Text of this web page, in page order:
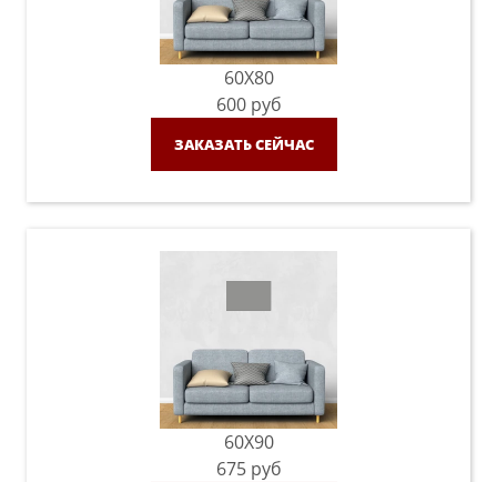
60X80
600 руб
ЗАКАЗАТЬ СЕЙЧАС
60X90
675 руб